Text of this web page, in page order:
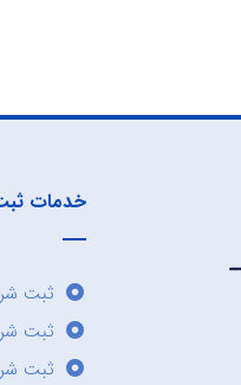
خدمات
ثبت
ثبت
ثبت